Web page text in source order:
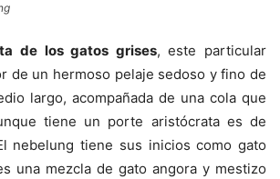
de los gatos grises, este particular
de un hermoso pelaje sedoso y fino de
largo, acompañada de una cola que
tiene un porte aristócrata es de
nebelung tiene sus inicios como gato
una mezcla de gato angora y mestizo